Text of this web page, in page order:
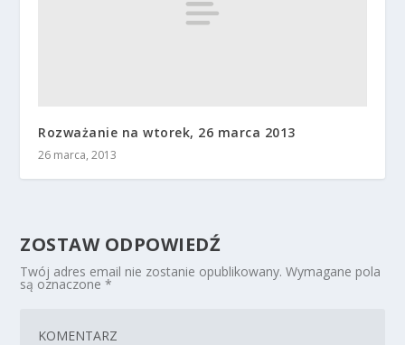
Rozważanie na wtorek, 26 marca 2013
26 marca, 2013
ZOSTAW ODPOWIEDŹ
Twój adres email nie zostanie opublikowany. Wymagane pola
są oznaczone*